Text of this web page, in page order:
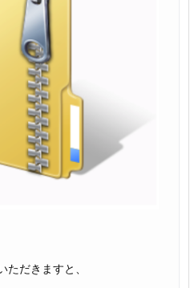
ただきますと、